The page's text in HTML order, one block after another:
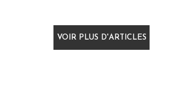
VOIR PLUS D'ARTICLES